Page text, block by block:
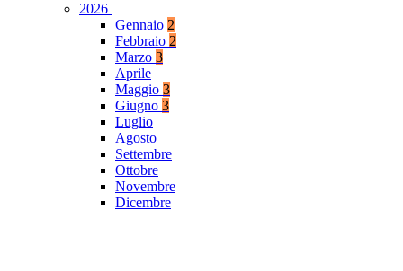
2026
Gennaio 2
Febbraio 2
Marzo 3
Aprile
Maggio 3
Giugno 3
Luglio
Agosto
Settembre
Ottobre
Novembre
Dicembre